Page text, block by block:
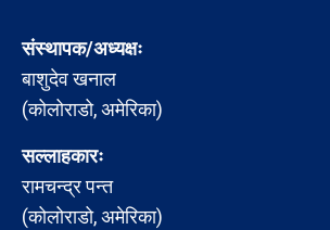
संस्थापक/अध्यक्षः
बाशुदेव खनाल
(कोलोराडो, अमेरिका)
सल्लाहकारः
रामचन्द्र पन्त
(कोलोराडो, अमेरिका)